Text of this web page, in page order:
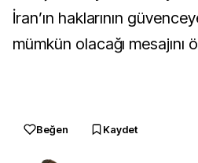
İran’ın haklarının
mümkün olacağı mesajını
Beğen Kaydet